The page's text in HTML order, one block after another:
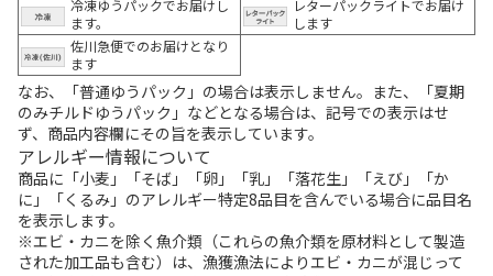
冷凍ゆうパックでお届けし
ます。
レターパックライトでお届け
します
佐川急便でのお届けとなり
ます
なお、「普通ゆうパック」の場合は表示しません。また、「夏期
のみチルドゆうパック」などとなる場合は、記号での表示はせ
ず、商品内容欄にその旨を表示しています。
アレルギー情報について
商品に「小麦」「そば」「卵」「乳」「落花生」「えび」「か
に」「くるみ」のアレルギー特定8品目を含んでいる場合に品目名
を表示します。
※エビ・カニを除く魚介類（これらの魚介類を原材料として製造
された加工品も含む）は、漁獲漁法によりエビ・カニが混じって